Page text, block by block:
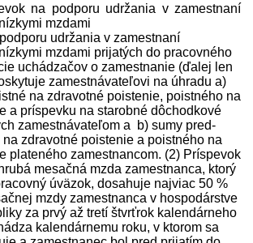
na podporu udržania v zamestnaní
mzdami
udržania v zamestnaní
mzdami prijatých do pracovného
uchádzačov o zamestnanie (ďalej len
zamest­návateľovi na úhradu a)
na zdravotné poistenie, poistného na
a príspevku na starobné dôchodkové
zamest­návateľom a b) sumy pred­
zdravotné poistenie a poistného na
plateného zamestnancom. (2) Príspevok
mesačná mzda zamestnanca, ktorý
úväzok, dosahuje najviac 50 %
mzdy zamestnanca v hospodárstve
za prvý až tretí štvrťrok kalendárneho
kalendárnemu roku, v ktorom sa